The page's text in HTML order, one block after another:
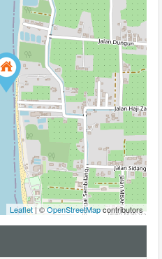
Leaflet | ©OpenStreetMapcontributors